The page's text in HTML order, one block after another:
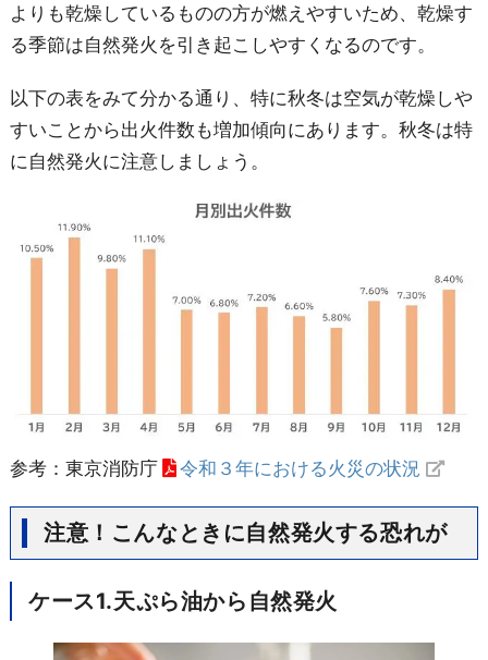
よりも乾燥しているものの方が燃えやすいため、乾燥す
る季節は自然発火を引き起こしやすくなるのです。
以下の表をみて分かる通り、特に秋冬は空気が乾燥しや
すいことから出火件数も増加傾向にあります。秋冬は特
に自然発火に注意しましょう。
参考：東京消防庁 令和３年における火災の状況
注意！こんなときに自然発火する恐れが
ケース1.天ぷら油から自然発火